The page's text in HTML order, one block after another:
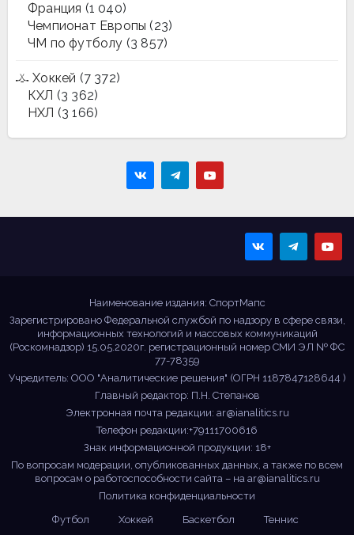
Франция (1 040)
Чемпионат Европы (23)
ЧМ по футболу (3 857)
Хоккей (7 372)
КХЛ (3 362)
НХЛ (3 166)
Наименование издания: СпортМапс
Зарегистрировано Федеральной службой по надзору в сфере связи,
информационных технологий и массовых коммуникаций
(Роскомнадзор) 15.05.2020г. регистрационный номер СМИ ЭЛ № ФС
77-78359
Учредитель: ООО "Аналитические решения" (ОГРН 1187847128644 )
Главный редактор: П.Н. Степанов
Электронная почта редакции: ar@ianalitics.ru
Телефон редакции:+79111700616
Знак информационной продукции: 18+
По вопросам модерации, опубликованных данных, а также по всем
вопросам о работоспособности сайта – на ar@ianalitics.ru
Политика конфиденциальности
Футбол
Хоккей Баскетбол Теннис